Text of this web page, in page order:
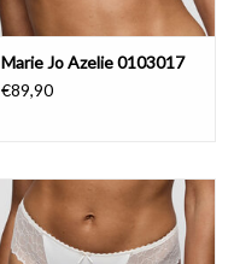
Marie Jo Azelie 0103017
€89,90